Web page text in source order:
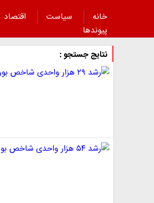
خانه سیاست اقتصاد
پیوند‌ها
نتایج جستجو :